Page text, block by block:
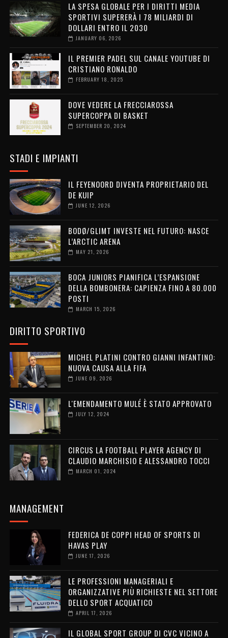
LA SPESA GLOBALE PER I DIRITTI MEDIA
SPORTIVI SUPERERÀ I 78 MILIARDI DI
DOLLARI ENTRO IL 2030
JANUARY 06, 2026
IL PREMIER PADEL SUL CANALE YOUTUBE DI
CRISTIANO RONALDO
FEBRUARY 18, 2025
DOVE VEDERE LA FRECCIAROSSA
SUPERCOPPA DI BASKET
SEPTEMBER 20, 2024
STADI E IMPIANTI
IL FEYENOORD DIVENTA PROPRIETARIO DEL
DE KUIP
JUNE 12, 2026
BODØ/GLIMT INVESTE NEL FUTURO: NASCE
L’ARCTIC ARENA
MAY 21, 2026
BOCA JUNIORS PIANIFICA L’ESPANSIONE
DELLA BOMBONERA: CAPIENZA FINO A 80.000
POSTI
MARCH 15, 2026
DIRITTO SPORTIVO
MICHEL PLATINI CONTRO GIANNI INFANTINO:
NUOVA CAUSA ALLA FIFA
JUNE 09, 2026
L'EMENDAMENTO MULÉ È STATO APPROVATO
JULY 12, 2024
CIRCUS LA FOOTBALL PLAYER AGENCY DI
CLAUDIO MARCHISIO E ALESSANDRO TOCCI
MARCH 01, 2024
MANAGEMENT
FEDERICA DE COPPI HEAD OF SPORTS DI
HAVAS PLAY
JUNE 17, 2026
LE PROFESSIONI MANAGERIALI E
ORGANIZZATIVE PIÙ RICHIESTE NEL SETTORE
DELLO SPORT ACQUATICO
APRIL 17, 2026
IL GLOBAL SPORT GROUP DI CVC VICINO A